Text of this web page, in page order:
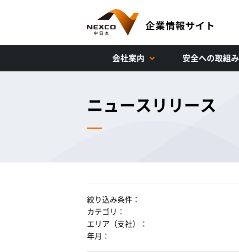
会社案内 安全への取組み
ニュースリリース
絞り込み条件：
カテゴリ：
エリア（支社）：
年月：